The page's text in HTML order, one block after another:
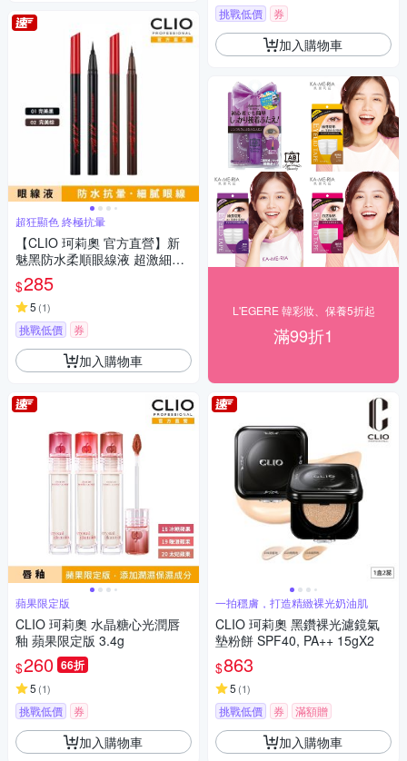
超狂顯色 終極抗暈
【CLIO 珂莉奧 官方直營】新
魅黑防水柔順眼線液 超激細紅
蓋版0.55ml
$285
5 (1)
挑戰低價 券
加入購物車
蘋果限定版
CLIO 珂莉奧 水晶糖心光潤唇
釉 蘋果限定版 3.4g
$260 66折
5 (1)
挑戰低價 券
加入購物車
挑戰低價 券
加入購物車
L'EGERE 韓彩妝、保養5折起
滿99折1
一拍穩膚，打造精緻裸光奶油肌
CLIO 珂莉奧 黑鑽裸光濾鏡氣
墊粉餅 SPF40, PA++ 15gX2
$863
5 (1)
挑戰低價 券 滿額贈
加入購物車